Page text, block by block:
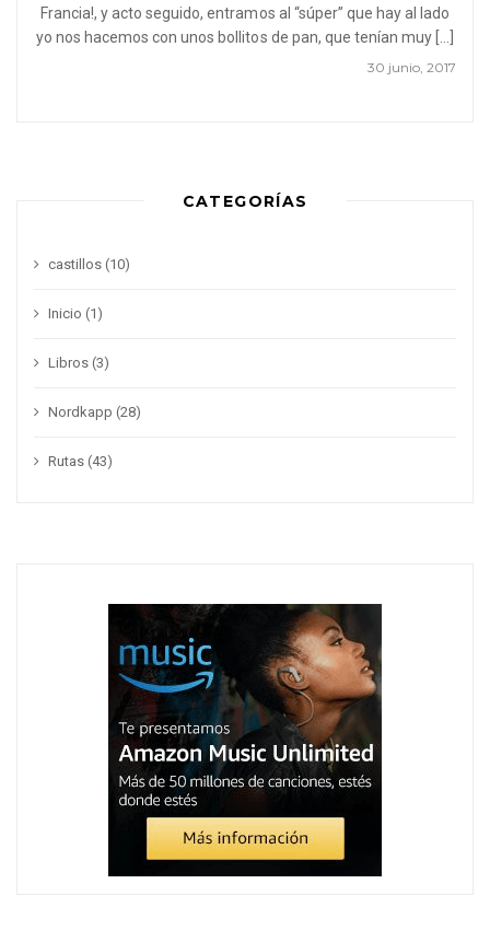
30 junio, 2017
Francia!, y acto seguido, entramos al “súper” que hay al lado
yo nos hacemos con unos bollitos de pan, que tenían muy […]
CATEGORÍAS
castillos (10)
Inicio (1)
Libros (3)
Nordkapp (28)
Rutas (43)